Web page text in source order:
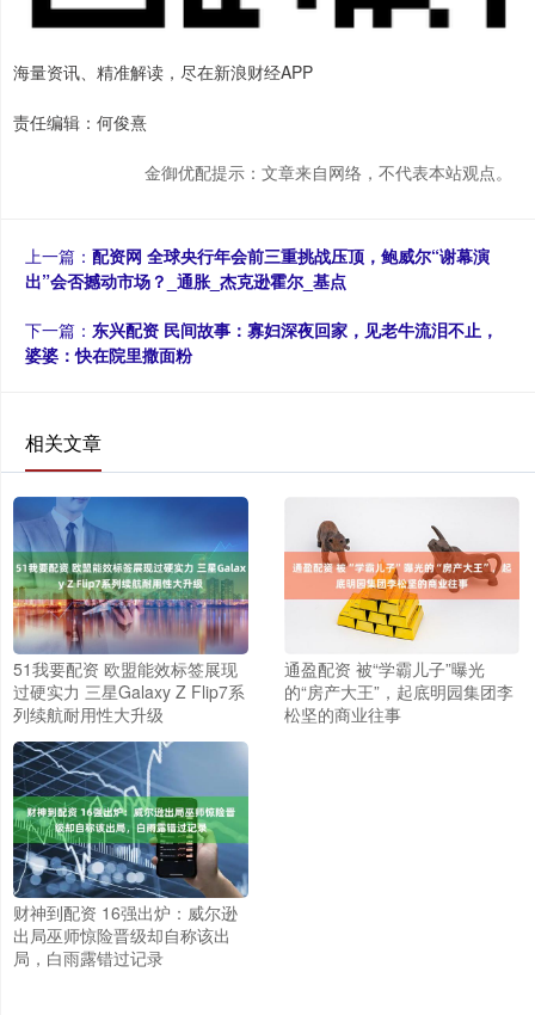
海量资讯、精准解读，尽在新浪财经APP
责任编辑：何俊熹
金御优配提示：文章来自网络，不代表本站观点。
上一篇： 配资网 全球央行年会前三重挑战压顶，鲍威尔“谢幕演
出”会否撼动市场？_通胀_杰克逊霍尔_基点
下一篇： 东兴配资 民间故事：寡妇深夜回家，见老牛流泪不止，
婆婆：快在院里撒面粉
相关文章
51我要配资 欧盟能效标签展现
过硬实力 三星Galaxy Z Flip7系
列续航耐用性大升级
通盈配资 被“学霸儿子”曝光
的“房产大王”，起底明园集团李
松坚的商业往事
财神到配资 16强出炉：威尔逊
出局巫师惊险晋级却自称该出
局，白雨露错过记录